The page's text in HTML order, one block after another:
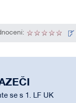
se s 1. LF UK